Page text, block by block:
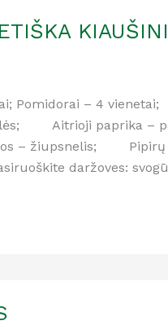
Pomidorai – 4
Aitrioji paprika –
– žiupsnelis;
daržoves: